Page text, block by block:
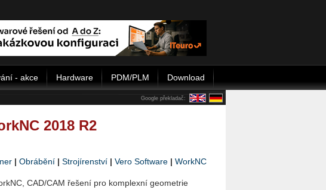
- akce Hardware PDM/PLM Download
Google překladač:
2018 R2
| Obrábění | Strojírenství | Vero Software | WorkNC
CAD/CAM řešení pro komplexní geometrie